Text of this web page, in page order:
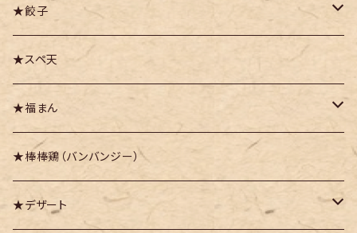
★餃子
・豚かしら肉の御園餃子
・九頭竜まいたけ餃子
・越前甘えび餃子
・越前紅ズワイガニ餃子
★スペ天
★福まん
・福まん（豚まん）
・福まんりっち
★棒棒鶏（バンバンジー）
★デザート